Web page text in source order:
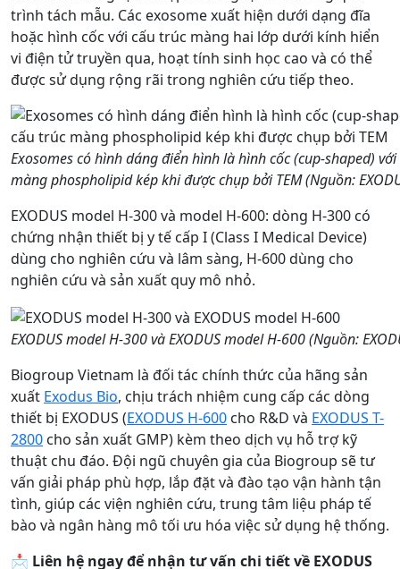
trình tách mẫu. Các exosome xuất hiện dưới dạng đĩa
hoặc hình cốc với cấu trúc màng hai lớp dưới kính hiển
vi điện tử truyền qua, hoạt tính sinh học cao và có thể
được sử dụng rộng rãi trong nghiên cứu tiếp theo.
Exosomes có hình dáng điển hình là hình cốc (cup-shaped)
màng phospholipid kép khi được chụp bởi TEM (Nguồn:
EXODUS model H-300 và model H-600: dòng H-300 có
chứng nhận thiết bị y tế cấp I (Class I Medical Device)
dùng cho nghiên cứu và lâm sàng, H-600 dùng cho
nghiên cứu và sản xuất quy mô nhỏ.
EXODUS model H-300 và EXODUS model H-600 (Nguồn:
Biogroup Vietnam là đối tác chính thức của hãng sản
xuất Exodus Bio, chịu trách nhiệm cung cấp các dòng
thiết bị EXODUS (EXODUS H-600 cho R&D và EXODUS T-
2800 cho sản xuất GMP) kèm theo dịch vụ hỗ trợ kỹ
thuật chu đáo. Đội ngũ chuyên gia của Biogroup sẽ tư
vấn giải pháp phù hợp, lắp đặt và đào tạo vận hành tận
tình, giúp các viện nghiên cứu, trung tâm liệu pháp tế
bào và ngân hàng mô tối ưu hóa việc sử dụng hệ thống.
📩 Liên hệ ngay để nhận tư vấn chi tiết về EXODUS